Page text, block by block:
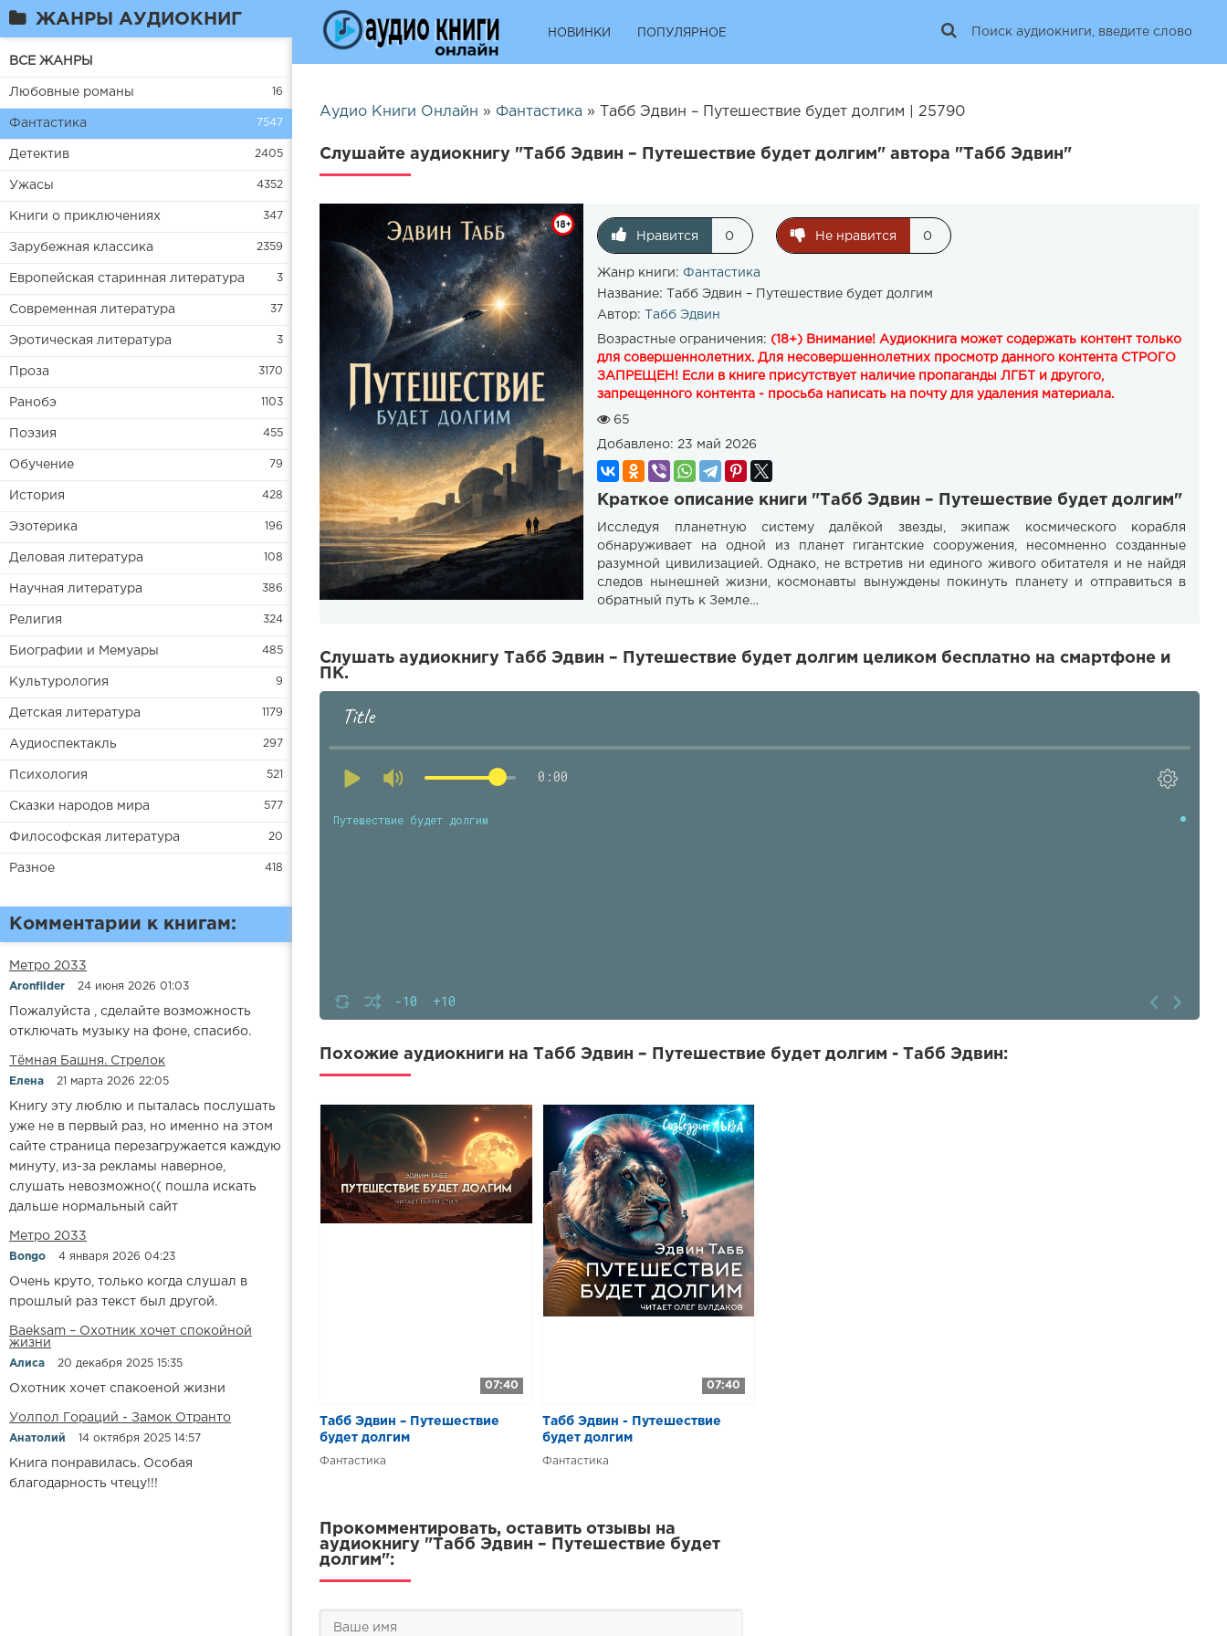
ЖАНРЫ АУДИОКНИГ
ВСЕ ЖАНРЫ
Любовные романы 16
Фантастика 7547
Детектив 2405
Ужасы 4352
Книги о приключениях 347
Зарубежная классика 2359
Европейская старинная литература 3
Современная литература 37
Эротическая литература 3
Проза 3170
Ранобэ 1103
Поэзия 455
Обучение 79
История 428
Эзотерика 196
Деловая литература 108
Научная литература 386
Религия 324
Биографии и Мемуары 485
Культурология 9
Детская литература 1179
Аудиоспектакль 297
Психология 521
Сказки народов мира 577
Философская литература 20
Разное 418
Комментарии к книгам:
Метро 2033
Aronfilder 24 июня 2026 01:03
Пожалуйста , сделайте возможность
отключать музыку на фоне, спасибо.
​​Тёмная Башня. Стрелок
Елена 21 марта 2026 22:05
Книгу эту люблю и пыталась послушать
уже не в первый раз, но именно на этом
сайте страница перезагружается каждую
минуту, из-за рекламы наверное,
слушать невозможно(( пошла искать
дальше нормальный сайт
Метро 2033
Bongo 4 января 2026 04:23
Очень круто, только когда слушал в
прошлый раз текст был другой.
Baeksam – Охотник хочет спокойной
жизни
Алиса 20 декабря 2025 15:35
Охотник хочет спакоеной жизни
Уолпол Гораций - Замок Отранто
Анатолий 14 октября 2025 14:57
Книга понравилась. Особая
благодарность чтецу!!!
НОВИНКИ ПОПУЛЯРНОЕ
Аудио Книги Онлайн » Фантастика » Табб Эдвин – Путешествие будет долгим | 25790
Слушайте аудиокнигу "Табб Эдвин – Путешествие будет долгим" автора "Табб Эдвин"
Нравится 0 Не нравится 0
Жанр книги:Фантастика
Название:
Табб Эдвин – Путешествие будет долгим
Автор:
Табб Эдвин
Возрастные ограничения: (18+) Внимание! Аудиокнига может содержать контент только
для совершеннолетних. Для несовершеннолетних просмотр данного контента СТРОГО
ЗАПРЕЩЕН! Если в книге присутствует наличие пропаганды ЛГБТ и другого,
запрещенного контента - просьба написать на почту для удаления материала.
65
Добавлено: 23 май 2026
Краткое описание книги "Табб Эдвин – Путешествие будет долгим"
Исследуя планетную систему далёкой звезды, экипаж космического корабля
обнаруживает на одной из планет гигантские сооружения, несомненно созданные
разумной цивилизацией. Однако, не встретив ни единого живого обитателя и не найдя
следов нынешней жизни, космонавты вынуждены покинуть планету и отправиться в
обратный путь к Земле…
Слушать аудиокнигу Табб Эдвин – Путешествие будет долгим целиком бесплатно на смартфоне и
ПК.
Title
0:00
-10 +10
Путешествие будет долгим
Похожие аудиокниги на Табб Эдвин – Путешествие будет долгим - Табб Эдвин:
07:40
Табб Эдвин – Путешествие
будет долгим
Фантастика
07:40
Табб Эдвин - Путешествие
будет долгим
Фантастика
Прокомментировать, оставить отзывы на
аудиокнигу "Табб Эдвин – Путешествие будет
долгим":